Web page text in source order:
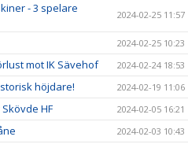
- 3 spelare
2024-02-25 11:57
2024-02-25 10:23
mot IK Sävehof 2024-02-24 18:53
höjdare! 2024-02-19 11:06
HF 2024-02-05 16:21
2024-02-03 10:43